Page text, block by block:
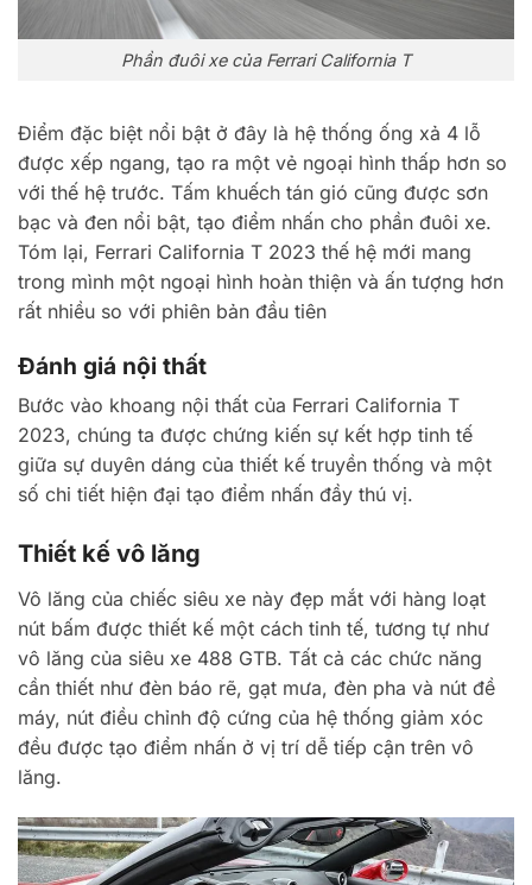
Phần đuôi xe của Ferrari California T
Điểm đặc biệt nổi bật ở đây là hệ thống ống xả 4 lỗ
được xếp ngang, tạo ra một vẻ ngoại hình thấp hơn so
với thế hệ trước. Tấm khuếch tán gió cũng được sơn
bạc và đen nổi bật, tạo điểm nhấn cho phần đuôi xe.
Tóm lại, Ferrari California T 2023 thế hệ mới mang
trong mình một ngoại hình hoàn thiện và ấn tượng hơn
rất nhiều so với phiên bản đầu tiên
Đánh giá nội thất
Bước vào khoang nội thất của Ferrari California T
2023, chúng ta được chứng kiến sự kết hợp tinh tế
giữa sự duyên dáng của thiết kế truyền thống và một
số chi tiết hiện đại tạo điểm nhấn đầy thú vị.
Thiết kế vô lăng
Vô lăng của chiếc siêu xe này đẹp mắt với hàng loạt
nút bấm được thiết kế một cách tinh tế, tương tự như
vô lăng của siêu xe 488 GTB. Tất cả các chức năng
cần thiết như đèn báo rẽ, gạt mưa, đèn pha và nút đề
máy, nút điều chỉnh độ cứng của hệ thống giảm xóc
đều được tạo điểm nhấn ở vị trí dễ tiếp cận trên vô
lăng.